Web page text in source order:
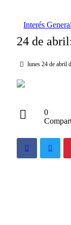
Interés General
24 de
lunes 24 de abril
0